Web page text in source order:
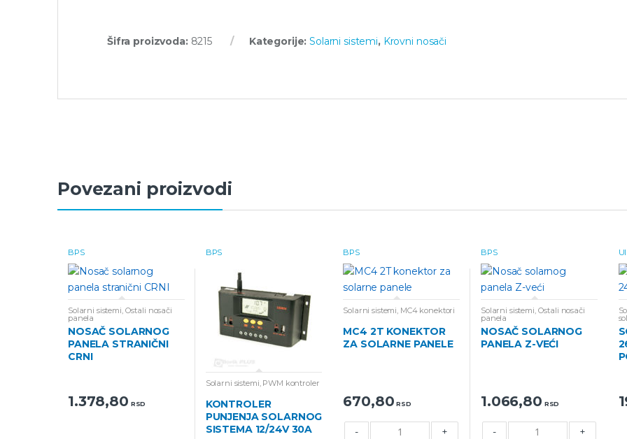
Šifra proizvoda: 8215 Kategorije:Solarni sistemi, Krovni nosači
Povezani proizvodi
BPS
Solarni sistemi Ostali nosači
panela
NOSAČ SOLARNOG
PANELA STRANIČNI
CRNI
1.378,80 RSD
BPS
Solarni sistemi PWM kontroler
KONTROLER
PUNJENJA SOLARNOG
SISTEMA 12/24V 30A
BPS
Solarni sistemi MC4 konektori
MC4 2T KONEKTOR
ZA SOLARNE PANELE
670,80 RSD
- +
BPS
Solarni sistemi Ostali nosači
panela
NOSAČ SOLARNOG
PANELA Z-VEĆI
1.066,80 RSD
- +